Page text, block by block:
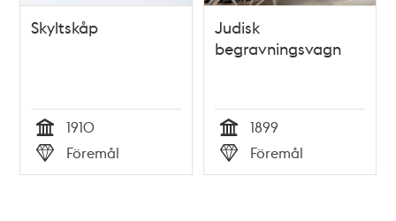
Skyltskåp
Tid
1910
Typ
Föremål
Judisk
begravningsvagn
Tid
1899
Typ
Föremål